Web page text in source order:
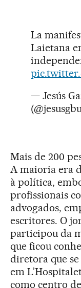
La
Laietana
— Jesús
Mais de 200
A maioria era
à política,
profissionais
advogados,
escritores. O
participou da
que ficou
diretora que se
em
como centro